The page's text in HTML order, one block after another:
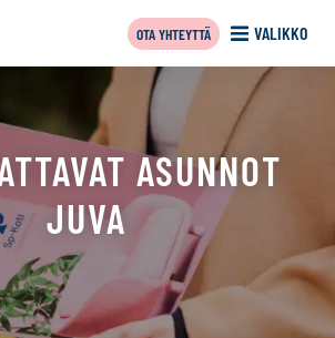
VALIKKO
OTA YHTEYTTÄ
ASUNNOT
JUVA